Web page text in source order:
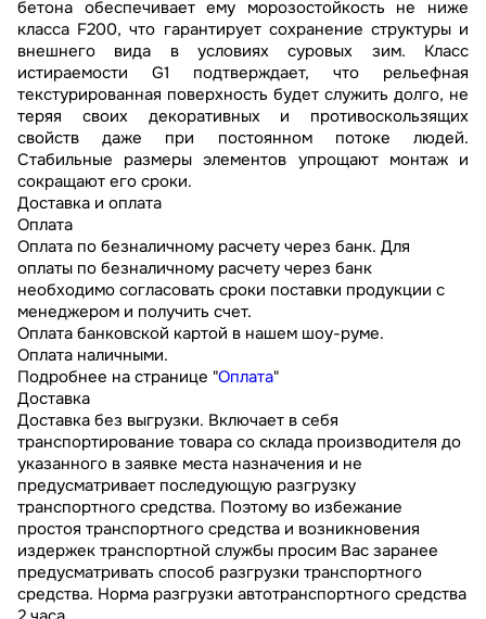
бетона обеспечивает ему морозостойкость не ниже
класса F200, что гарантирует сохранение структуры и
внешнего вида в условиях суровых зим. Класс
истираемости G1 подтверждает, что рельефная
текстурированная поверхность будет служить долго, не
теряя своих декоративных и противоскользящих
свойств даже при постоянном потоке людей.
Стабильные размеры элементов упрощают монтаж и
сокращают его сроки.
Доставка и оплата
Оплата
Оплата по безналичному расчету через банк. Для
оплаты по безналичному расчету через банк
необходимо согласовать сроки поставки продукции с
менеджером и получить счет.
Оплата банковской картой в нашем шоу-руме.
Оплата наличными.
Подробнее на странице "Оплата"
Доставка
Доставка без выгрузки. Включает в себя
транспортирование товара со склада производителя до
указанного в заявке места назначения и не
предусматривает последующую разгрузку
транспортного средства. Поэтому во избежание
простоя транспортного средства и возникновения
издержек транспортной службы просим Вас заранее
предусматривать способ разгрузки транспортного
средства. Норма разгрузки автотранспортного средства